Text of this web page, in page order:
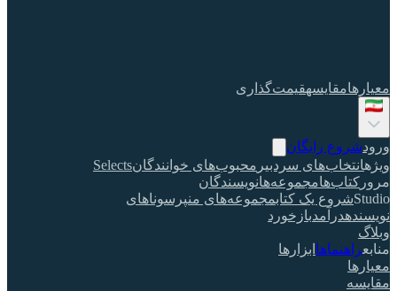
معیارهامقایسهقیمت‌گذاری
ورودشروع رایگان
ویژهانتخاب‌های سردبیر محبوب‌های خوانندگانSelects
مرور کتاب‌هامجموعه‌هانویسندگان
Studioشروع یک کتابمجموعه‌های منپرسوناهای
نویسندهدرآمدبازخورد
وبلاگ
منابعراهنماها ابزارها
معیارها
مقایسه